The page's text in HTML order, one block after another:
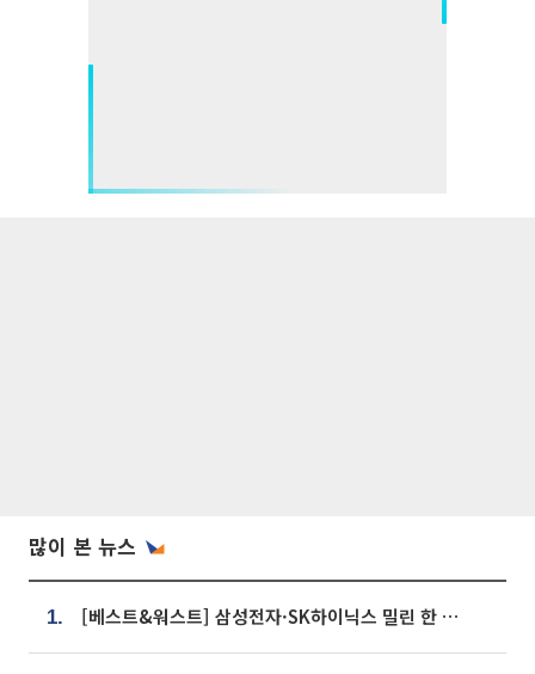
많이 본 뉴스
1. [베스트&워스트] 삼성전자·SK하이닉스 밀린 한 주…상상인증권은 85% 급등